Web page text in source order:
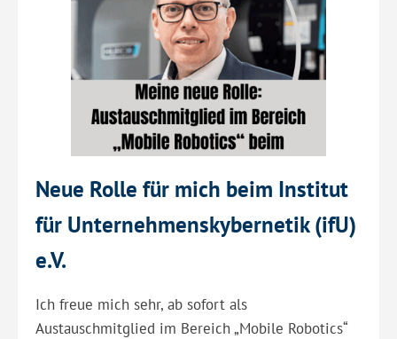
Neue Rolle für mich beim Institut
für Unternehmenskybernetik (ifU)
e.V.
Ich freue mich sehr, ab sofort als
Austauschmitglied im Bereich „Mobile Robotics“